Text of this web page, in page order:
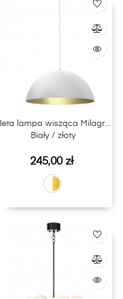
lampa wisząca Milagro
Biały / złoty
Cena
245,00 zł